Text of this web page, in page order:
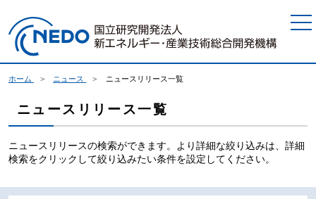
ホーム ニュース ニュースリリース一覧
ニュースリリース一覧
ニュースリリースの検索ができます。より詳細な絞り込みは、詳細
検索をクリックして絞り込みたい条件を設定してください。